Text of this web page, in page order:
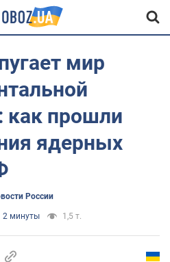
мир
как прошли
ядерных
России
2 минуты 1,5 т.